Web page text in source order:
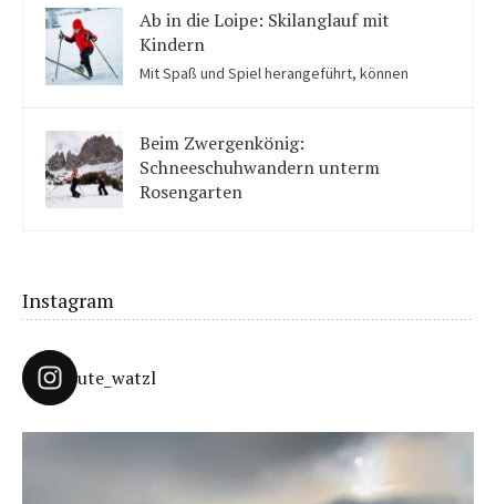
Ab in die Loipe: Skilanglauf mit
Kindern
Mit Spaß und Spiel herangeführt, können
Beim Zwergenkönig:
Schneeschuhwandern unterm
Rosengarten
Instagram
ute_watzl